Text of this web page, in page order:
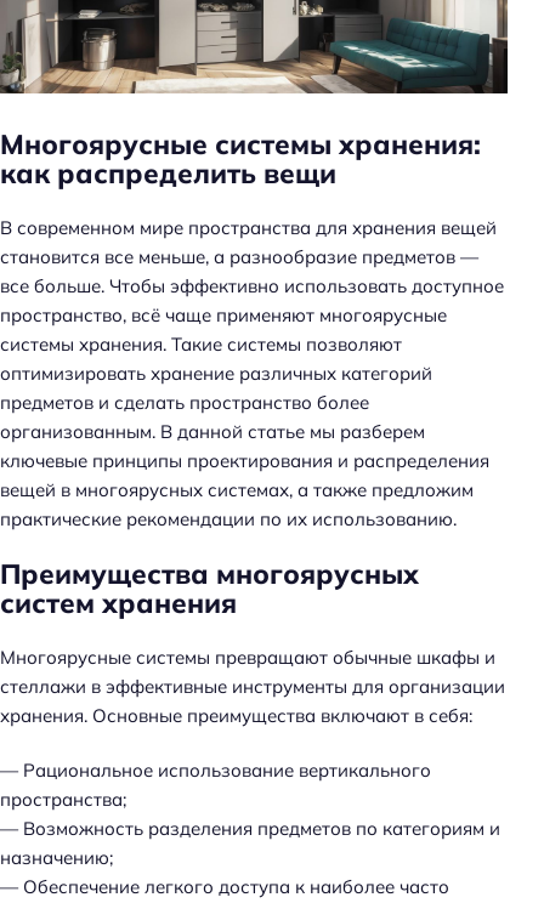
ь
Многоярусные системы хранения:
как распределить вещи
В современном мире пространства для хранения вещей
становится все меньше, а разнообразие предметов —
все больше. Чтобы эффективно использовать доступное
пространство, всё чаще применяют многоярусные
системы хранения. Такие системы позволяют
оптимизировать хранение различных категорий
предметов и сделать пространство более
организованным. В данной статье мы разберем
ключевые принципы проектирования и распределения
вещей в многоярусных системах, а также предложим
практические рекомендации по их использованию.
Преимущества многоярусных
систем хранения
Многоярусные системы превращают обычные шкафы и
стеллажи в эффективные инструменты для организации
хранения. Основные преимущества включают в себя:
— Рациональное использование вертикального
пространства;
— Возможность разделения предметов по категориям и
назначению;
— Обеспечение легкого доступа к наиболее часто